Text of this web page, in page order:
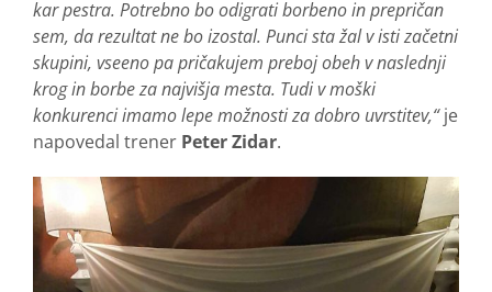
kar pestra. Potrebno bo odigrati borbeno in prepričan
sem, da rezultat ne bo izostal. Punci sta žal v isti začetni
skupini, vseeno pa pričakujem preboj obeh v naslednji
krog in borbe za najvišja mesta. Tudi v moški
konkurenci imamo lepe možnosti za dobro uvrstitev,“je
napovedal trener Peter Zidar.